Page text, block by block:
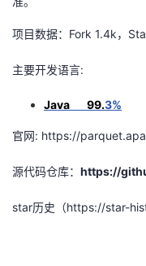
者
学
堂
我
支
持
我
的
我
项目数据： Fork 1.4k，
主要开发语言:
Java 99.3%
官网: https://
源代码仓库： https://
star历史（https://star-